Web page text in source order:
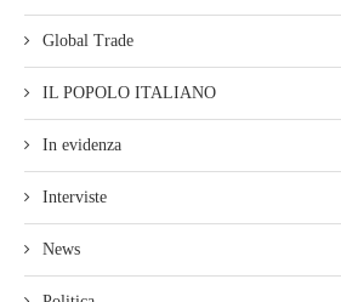
Global Trade
IL POPOLO ITALIANO
In evidenza
Interviste
News